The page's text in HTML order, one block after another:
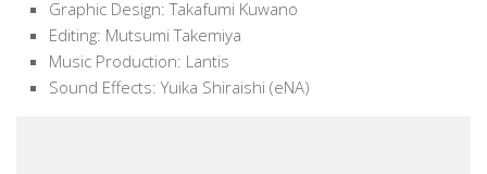
Graphic Design: Takafumi Kuwano
Editing: Mutsumi Takemiya
Music Production: Lantis
Sound Effects: Yuika Shiraishi (eNA)